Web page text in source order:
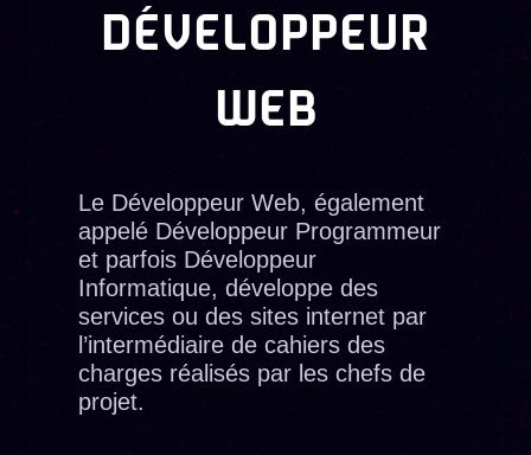
DÉVELOPPEUR
WEB
Le Développeur Web, également
appelé Développeur Programmeur
et parfois Développeur
Informatique, développe des
services ou des sites internet par
l’intermédiaire de cahiers des
charges réalisés par les chefs de
projet.